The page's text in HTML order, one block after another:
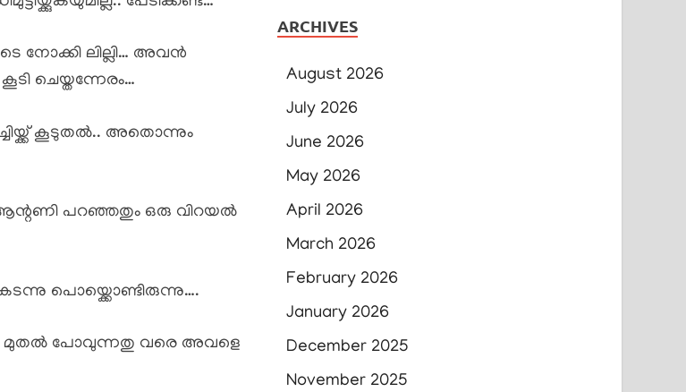
നോക്കി ലില്ലി… അവൻ
ചെയ്തന്നേരം…
കൂടുതൽ.. അതൊന്നും
ആന്റണി പറഞ്ഞതും ഒരു വിറയൽ
പൊയ്ക്കൊണ്ടിരുന്നു….
മുതൽ പോവുന്നതു വരെ അവളെ
ARCHIVES
August 2026
July 2026
June 2026
May 2026
April 2026
March 2026
February 2026
January 2026
December 2025
November 2025